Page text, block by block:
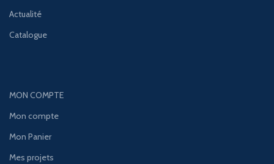
Actualité
Catalogue
MON COMPTE
Mon compte
Mon Panier
Mes projets